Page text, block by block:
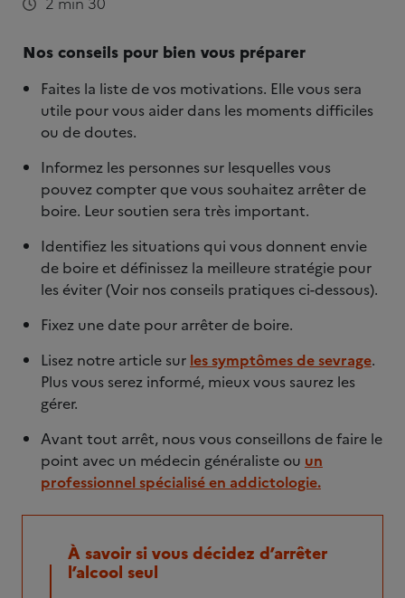
Nos conseils pour bien vous préparer
Faites la liste de vos motivations. Elle vous sera
utile pour vous aider dans les moments difficiles
ou de doutes.
Informez les personnes sur lesquelles vous
pouvez compter que vous souhaitez arrêter de
boire. Leur soutien sera très important.
Identifiez les situations qui vous donnent envie
de boire et définissez la meilleure stratégie pour
les éviter (Voir nos conseils pratiques ci-dessous).
Fixez une date pour arrêter de boire.
Lisez notre article sur les symptômes de sevrage.
Plus vous serez informé, mieux vous saurez les
gérer.
Avant tout arrêt, nous vous conseillons de faire le
point avec un médecin généraliste ou un
professionnel spécialisé en addictologie.
À savoir si vous décidez d’arrêter
l’alcool seul